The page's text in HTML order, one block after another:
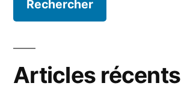
Articles récents